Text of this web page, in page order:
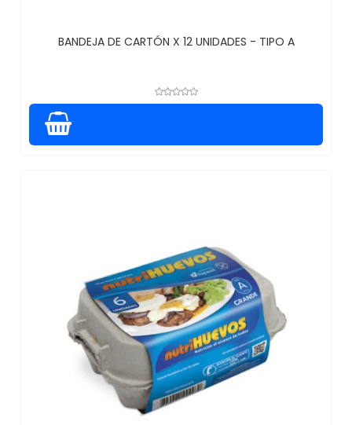
BANDEJA DE CARTÓN X 12 UNIDADES - TIPO A